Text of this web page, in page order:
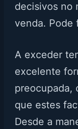
decisivos no
venda. Pode
A exceder
excelente
preocupada,
que estes
Desde a